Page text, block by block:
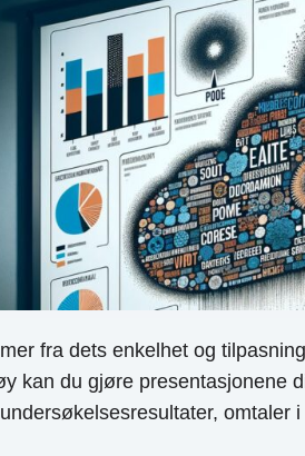
fra dets enkelhet og
kan du gjøre